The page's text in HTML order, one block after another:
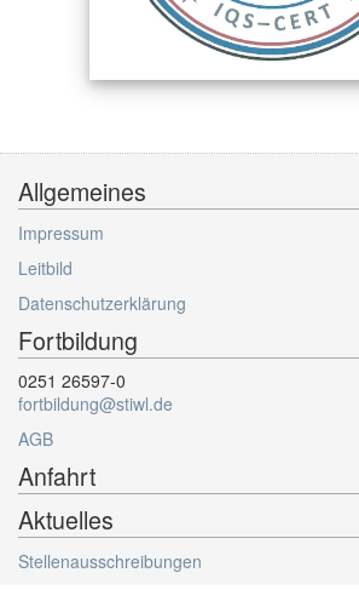
Allgemeines
Impressum
Leitbild
Datenschutzerklärung
Fortbildung
0251 26597-0
fortbildung@stiwl.de
AGB
Anfahrt
Aktuelles
Stellenausschreibungen